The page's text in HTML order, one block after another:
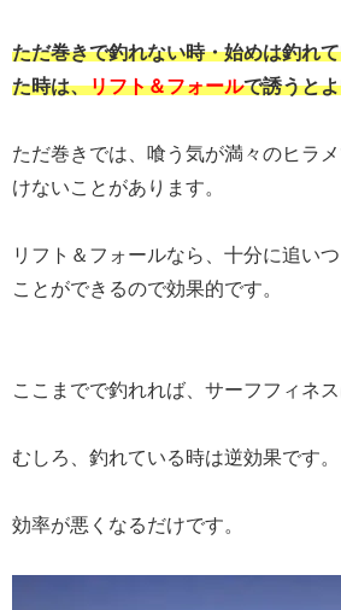
ただ巻きで釣れない時・始めは釣れ
た時は、リフト＆フォールで誘うと
ただ巻きでは、喰う気が満々のヒラ
けないことがあります。
リフト＆フォールなら、十分に追い
ことができるので効果的です。
ここまでで釣れれば、サーフフィネス
むしろ、釣れている時は逆効果です。
効率が悪くなるだけです。